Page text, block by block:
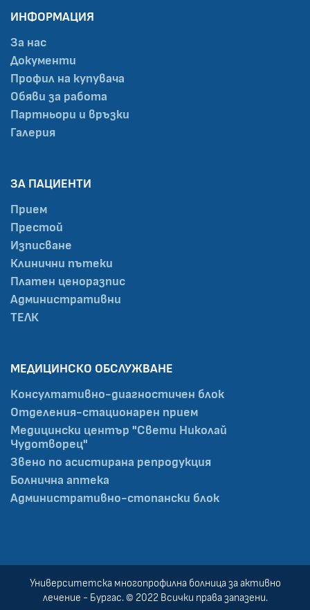
ИНФОРМАЦИЯ
За нас
Документи
Профил на купувача
Обяви за работа
Партньори и връзки
Галерия
ЗА ПАЦИЕНТИ
Прием
Престой
Изписване
Клинични пътеки
Платен ценоразпис
Административни
ТЕЛК
МЕДИЦИНСКО ОБСЛУЖВАНЕ
Консултативно-диагностичен блок
Отделения-стационарен прием
Медицински център "Свети Николай
Чудотворец"
Звено по асистирана репродукция
Болнична аптека
Административно-стопански блок
Университетска многопрофилна болница за активно
лечение - Бургас. © 2022 Всички права запазени.